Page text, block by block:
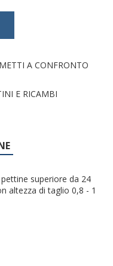
METTI A CONFRONTO
E RICAMBI
superiore da 24
altezza di taglio 0,8 - 1